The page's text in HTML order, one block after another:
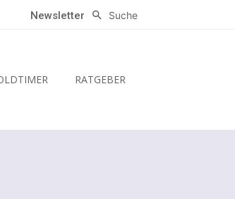
Newsletter Suche
RATGEBER